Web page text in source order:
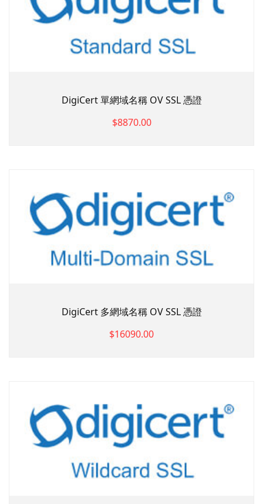
DigiCert 單網域名稱 OV SSL 憑證
$8870.00
DigiCert 多網域名稱 OV SSL 憑證
$16090.00